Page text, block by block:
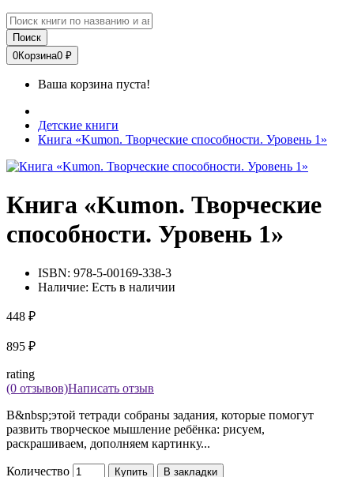
Поиск
0Корзина0 ₽
Ваша корзина пуста!
Детские книги
Книга «Kumon. Творческие способности. Уровень 1»
Книга «Kumon. Творческие
способности. Уровень 1»
ISBN: 978-5-00169-338-3
Наличие: Есть в наличии
448 ₽
895 ₽
rating
(0 отзывов)Написать отзыв
В&nbsp;этой тетради собраны задания, которые помогут
развить творческое мышление ребёнка: рисуем,
раскрашиваем, дополняем картинку...
Количество Купить В закладки